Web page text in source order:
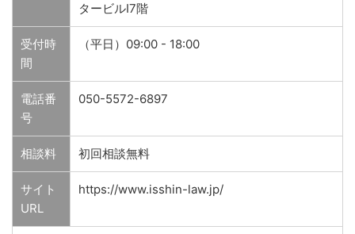
タービルⅠ7階
受付時
間
（平日）09:00 - 18:00
電話番
号
050-5572-6897
相談料 初回相談無料
サイト
URL
https://www.isshin-law.jp/